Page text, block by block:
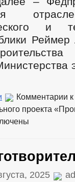
и
Комментарии
проекта
2025